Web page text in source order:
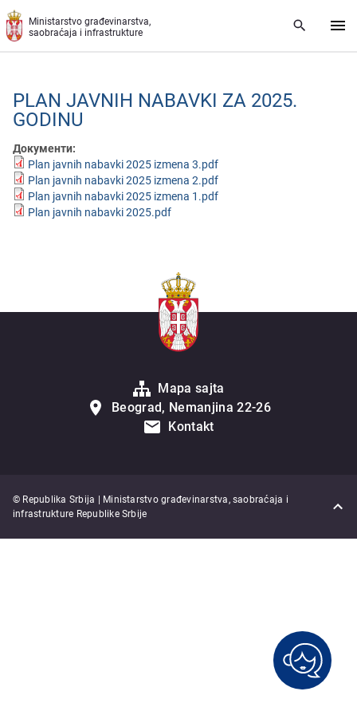
Preskoči na glavni deo sadržaja
Ministarstvo građevinarstva,
saobraćaja i infrastrukture
PLAN JAVNIH NABAVKI ZA 2025.
GODINU
Документи:
Plan javnih nabavki 2025 izmena 3.pdf
Plan javnih nabavki 2025 izmena 2.pdf
Plan javnih nabavki 2025 izmena 1.pdf
Plan javnih nabavki 2025.pdf
Mapa sajta
Beograd, Nemanjina 22-26
Kontakt
© Republika Srbija | Ministarstvo građevinarstva, saobraćaja i
infrastrukture Republike Srbije